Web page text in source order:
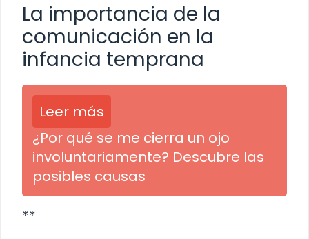
La importancia de la
comunicación en la
infancia temprana
Leer más
¿Por qué se me cierra un ojo
involuntariamente? Descubre las
posibles causas
**